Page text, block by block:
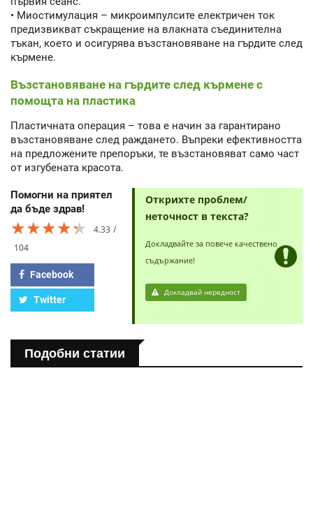
• Миостимулация – микроимпулсите електричен ток
предизвикват съкращение на влакната съединителна
тъкан, което и осигурява възстановяване на гърдите след
кърмене.
Възстановяване на гърдите след кърмене с
помощта на пластика
Пластичната операция – това е начин за гарантирано
възстановяване след раждането. Въпреки ефективността
на предложените препоръки, те възстановяват само част
от изгубената красота.
Помогни на приятел
да бъде здрав!
★★★★★
★★★★★
★★★★★
4.33
104
Facebook
Twitter
Открихте проблем/
неточност в текста?
Докладвайте за повече качествено
съдържание!
Докладвай нередност
Подобни статии